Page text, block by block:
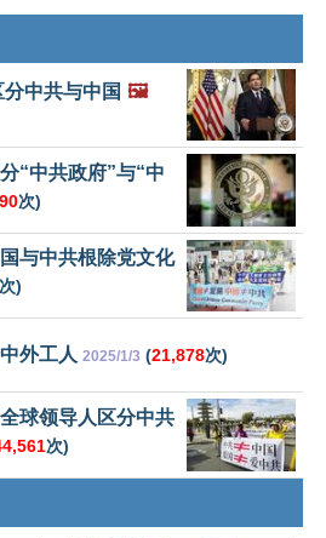
中共与中国 🖼️
“中共政府”与“中
次)
与中共根除党文化
次)
外工人 2025/1/3 (21,878次)
球领导人区分中共
次)